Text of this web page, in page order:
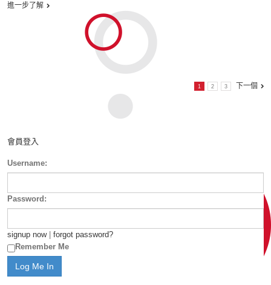
進一步了解
1 2 3 下一個
會員登入
Username:
Password:
signup now| forgot password?
Remember Me